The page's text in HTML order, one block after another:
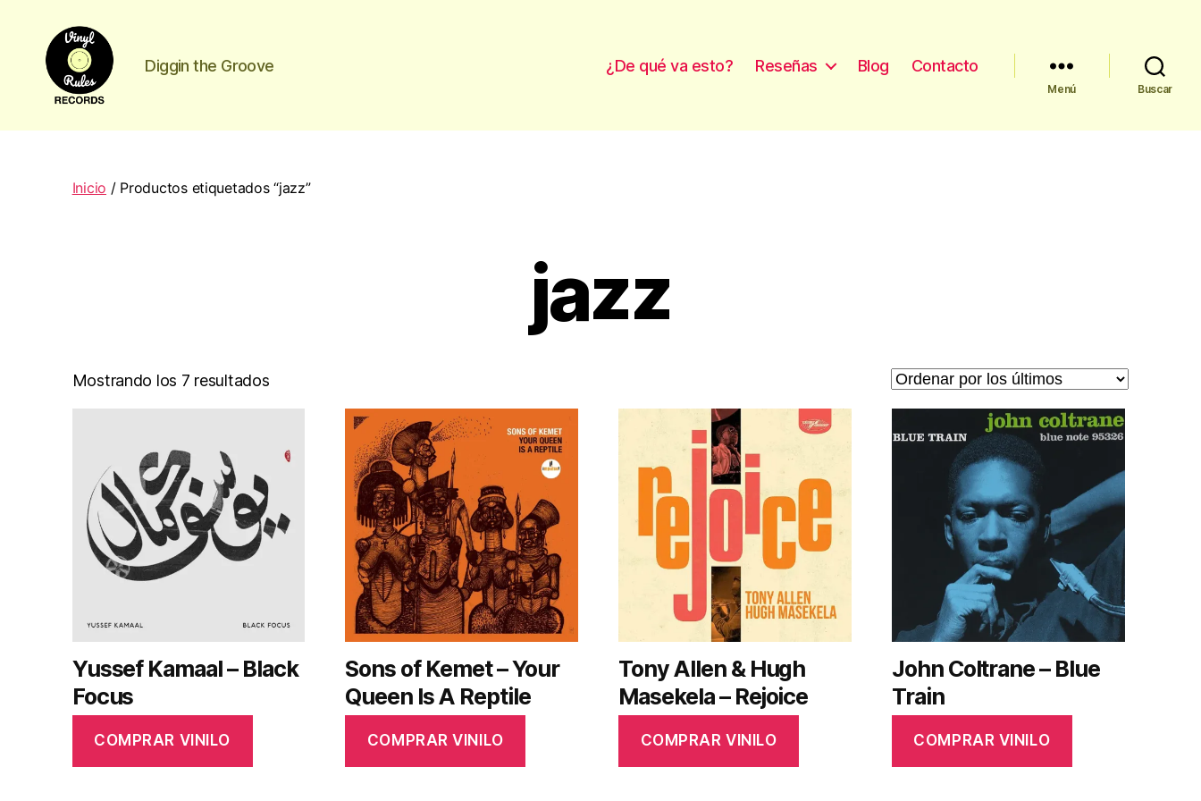
Rules
Diggin the Groove ¿De qué va esto? Reseñas Blog Contacto
Menú Buscar
Inicio / Productos etiquetados “jazz”
jazz
Mostrando los 7 resultadosOrdenado
por
últimos
Yussef Kamaal – Black
Focus
COMPRAR VINILO
Sons of Kemet – Your
Queen Is A Reptile
COMPRAR VINILO
Tony Allen & Hugh
Masekela – Rejoice
COMPRAR VINILO
John Coltrane – Blue
Train
COMPRAR VINILO